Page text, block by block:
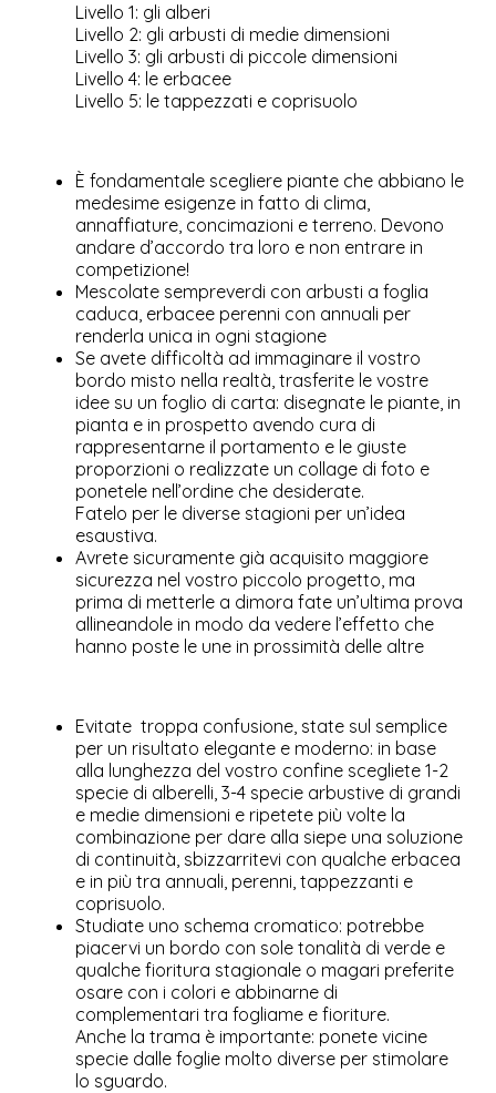
Livello 1: gli alberi
Livello 2: gli arbusti di medie dimensioni
Livello 3: gli arbusti di piccole dimensioni
Livello 4: le erbacee
Livello 5: le tappezzati e coprisuolo
È fondamentale scegliere piante che abbiano le
medesime esigenze in fatto di clima,
annaffiature, concimazioni e terreno. Devono
andare d’accordo tra loro e non entrare in
competizione!
Mescolate sempreverdi con arbusti a foglia
caduca, erbacee perenni con annuali per
renderla unica in ogni stagione
Se avete difficoltà ad immaginare il vostro
bordo misto nella realtà, trasferite le vostre
idee su un foglio di carta: disegnate le piante, in
pianta e in prospetto avendo cura di
rappresentarne il portamento e le giuste
proporzioni o realizzate un collage di foto e
ponetele nell’ordine che desiderate.
Fatelo per le diverse stagioni per un’idea
esaustiva.
Avrete sicuramente già acquisito maggiore
sicurezza nel vostro piccolo progetto, ma
prima di metterle a dimora fate un’ultima prova
allineandole in modo da vedere l’effetto che
hanno poste le une in prossimità delle altre
Evitate troppa confusione, state sul semplice
per un risultato elegante e moderno: in base
alla lunghezza del vostro confine scegliete 1-2
specie di alberelli, 3-4 specie arbustive di grandi
e medie dimensioni e ripetete più volte la
combinazione per dare alla siepe una soluzione
di continuità, sbizzarritevi con qualche erbacea
e in più tra annuali, perenni, tappezzanti e
coprisuolo.
Studiate uno schema cromatico: potrebbe
piacervi un bordo con sole tonalità di verde e
qualche fioritura stagionale o magari preferite
osare con i colori e abbinarne di
complementari tra fogliame e fioriture.
Anche la trama è importante: ponete vicine
specie dalle foglie molto diverse per stimolare
lo sguardo.